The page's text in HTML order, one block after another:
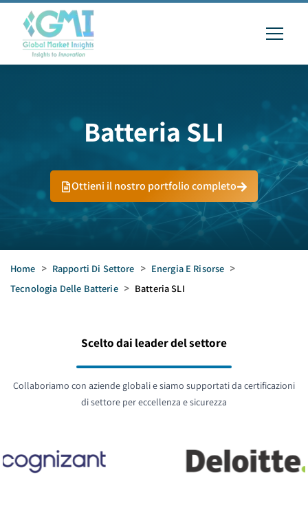
Batteria SLI
Ottieni il nostro portfolio completo
Home > Rapporti Di Settore > Energia E Risorse >
Tecnologia Delle Batterie > Batteria SLI
Scelto dai leader del settore
Collaboriamo con aziende globali e siamo supportati da certificazioni
di settore per eccellenza e sicurezza